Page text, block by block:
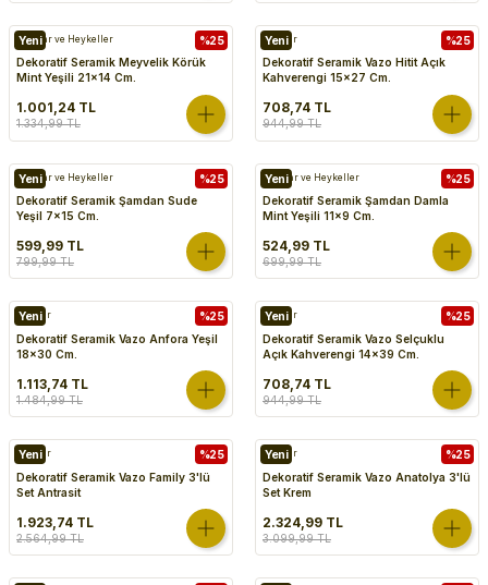
%25
Yeni
Biblolar ve Heykeller
Dekoratif Seramik Meyvelik Körük
Mint Yeşili 21x14 Cm.
1.001,24 TL
1.334,99 TL
%25
Yeni
Vazolar
Dekoratif Seramik Vazo Hitit Açık
Kahverengi 15x27 Cm.
708,74 TL
944,99 TL
%25
Yeni
Biblolar ve Heykeller
Dekoratif Seramik Şamdan Sude
Yeşil 7x15 Cm.
599,99 TL
799,99 TL
%25
Yeni
Biblolar ve Heykeller
Dekoratif Seramik Şamdan Damla
Mint Yeşili 11x9 Cm.
524,99 TL
699,99 TL
%25
Yeni
Vazolar
Dekoratif Seramik Vazo Anfora Yeşil
18x30 Cm.
1.113,74 TL
1.484,99 TL
%25
Yeni
Vazolar
Dekoratif Seramik Vazo Selçuklu
Açık Kahverengi 14x39 Cm.
708,74 TL
944,99 TL
%25
Yeni
Vazolar
Dekoratif Seramik Vazo Family 3'lü
Set Antrasit
1.923,74 TL
2.564,99 TL
%25
Yeni
Vazolar
Dekoratif Seramik Vazo Anatolya 3'lü
Set Krem
2.324,99 TL
3.099,99 TL